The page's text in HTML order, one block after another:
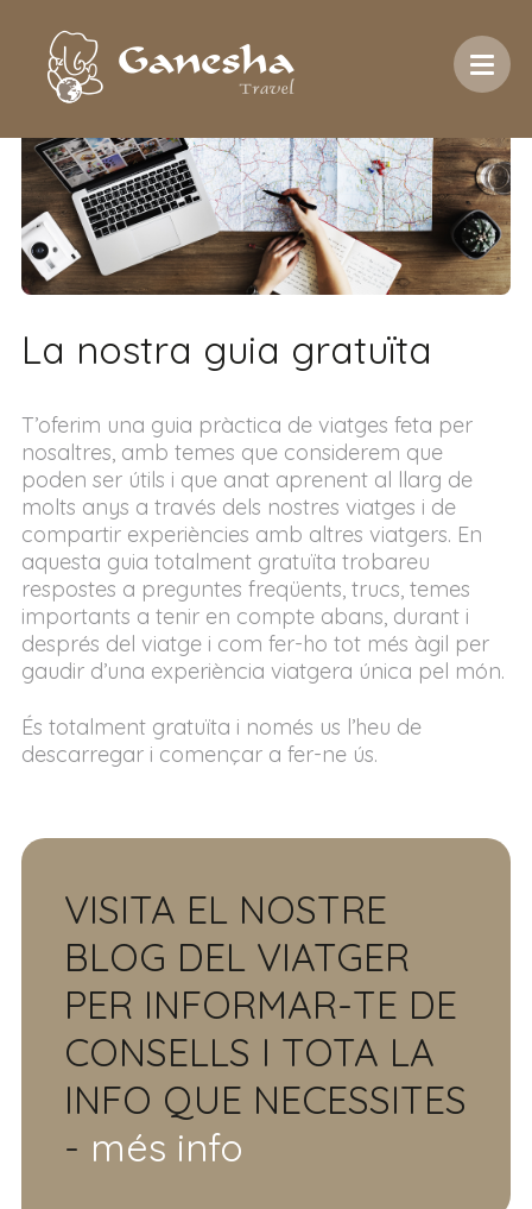
Inici / Racó del viatger Guia gratuïta
La nostra guia gratuïta
T’oferim una guia pràctica de viatges feta per
nosaltres, amb temes que considerem que
poden ser útils i que anat aprenent al llarg de
molts anys a través dels nostres viatges i de
compartir experiències amb altres viatgers. En
aquesta guia totalment gratuïta trobareu
respostes a preguntes freqüents, trucs, temes
importants a tenir en compte abans, durant i
després del viatge i com fer-ho tot més àgil per
gaudir d’una experiència viatgera única pel món.
És totalment gratuïta i només us l’heu de
descarregar i començar a fer-ne ús.
VISITA EL NOSTRE
BLOG DEL VIATGER
PER INFORMAR-TE DE
CONSELLS I TOTA LA
INFO QUE NECESSITES
- més info